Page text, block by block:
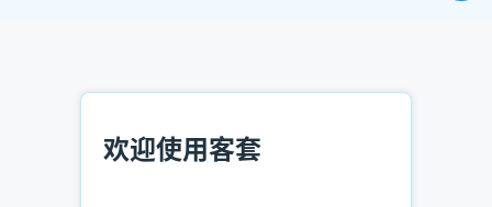
任的密切关系，从而为企业吸引新客户，维系老客户，提高效
欢迎使用客套